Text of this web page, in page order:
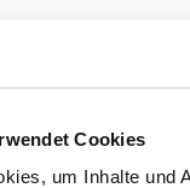
Cookies
um Inhalte und